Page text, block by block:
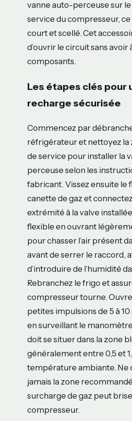
vanne auto-perceuse sur
service du compresseur,
court et scellé. Cet
d’ouvrir le circuit sans avoir
composants.
Les étapes clés pour
recharge sécurisée
Commencez par
réfrigérateur et nettoyez la
de service pour installer la
perceuse selon les
fabricant. Vissez ensuite le
canette de gaz et connectez
extrémité à la valve
flexible en ouvrant
pour chasser l’air présent
avant de serrer le raccord,
d’introduire de l’humidité
Rebranchez le frigo et
compresseur tourne.
petites impulsions de 5 à
en surveillant le
doit se situer dans la zone
généralement entre 0,5 et
température ambiante. Ne
jamais la zone
surcharge de gaz peut
compresseur.